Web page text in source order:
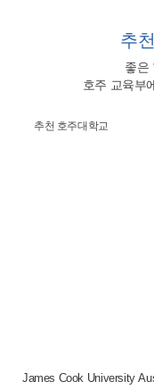
추천
좋은
호주 교육부
추천 호주대학교
James Cook University